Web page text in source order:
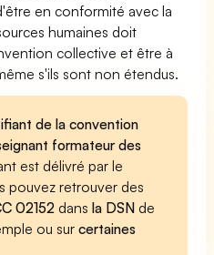
en conformité avec la
humaines doit
collective et être à
s'ils sont non étendus.
de la convention
formateur des
est délivré par le
pouvez retrouver des
02152 dansla DSN de
ou surcertaines